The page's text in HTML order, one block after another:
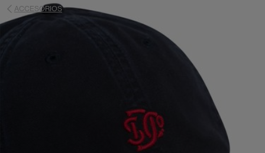
ACCESORIOS